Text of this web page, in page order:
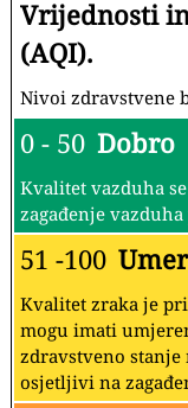
Vrijednosti
(AQI).
Nivoi zdravstvene
0 - 50 Dobro
Kvalitet vazduha
zagađenje
51 -100
Kvalitet zraka je
mogu imati
zdravstveno
osjetljivi na